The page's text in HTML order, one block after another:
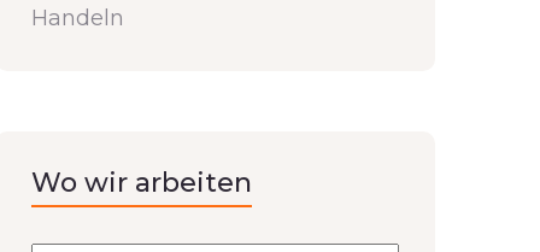
Handeln
Wo wir arbeiten